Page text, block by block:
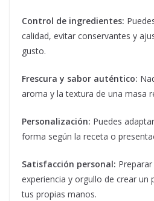
Control de ingredientes:
calidad, evitar conservantes y
gusto.
Frescura y sabor auténtico:
aroma y la textura de una masa
Personalización: Puedes
forma según la receta o
Satisfacción personal:
experiencia y orgullo de crear un
tus propias manos.